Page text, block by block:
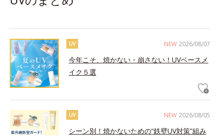
NEW 2026/08/07
UV
今年こそ、焼かない・崩さない！UVベースメ
イク５選
NEW 2026/08/05
UV
シーン別！焼かないための“鉄壁UV対策”組み